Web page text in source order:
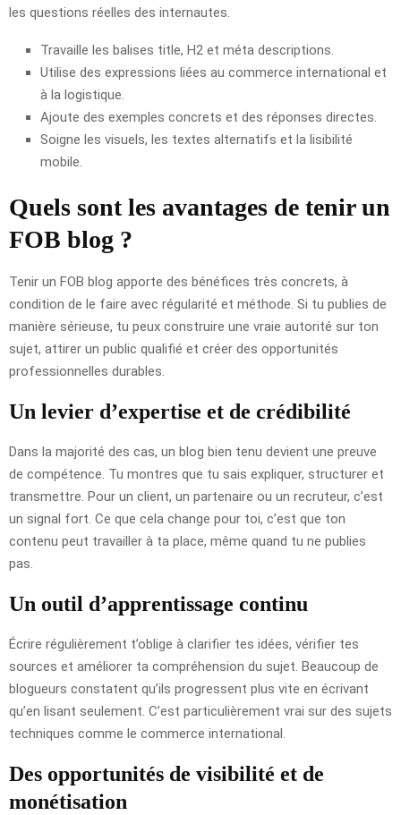
les questions réelles des internautes.
Travaille les balises title, H2 et méta descriptions.
Utilise des expressions liées au commerce international et
à la logistique.
Ajoute des exemples concrets et des réponses directes.
Soigne les visuels, les textes alternatifs et la lisibilité
mobile.
Quels sont les avantages de tenir un
FOB blog ?
Tenir un FOB blog apporte des bénéfices très concrets, à
condition de le faire avec régularité et méthode. Si tu publies de
manière sérieuse, tu peux construire une vraie autorité sur ton
sujet, attirer un public qualifié et créer des opportunités
professionnelles durables.
Un levier d’expertise et de crédibilité
Dans la majorité des cas, un blog bien tenu devient une preuve
de compétence. Tu montres que tu sais expliquer, structurer et
transmettre. Pour un client, un partenaire ou un recruteur, c’est
un signal fort. Ce que cela change pour toi, c’est que ton
contenu peut travailler à ta place, même quand tu ne publies
pas.
Un outil d’apprentissage continu
Écrire régulièrement t’oblige à clarifier tes idées, vérifier tes
sources et améliorer ta compréhension du sujet. Beaucoup de
blogueurs constatent qu’ils progressent plus vite en écrivant
qu’en lisant seulement. C’est particulièrement vrai sur des sujets
techniques comme le commerce international.
Des opportunités de visibilité et de
monétisation